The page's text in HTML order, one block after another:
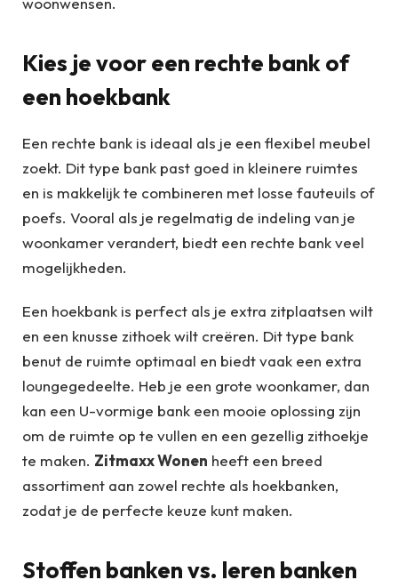
Kies je voor een rechte bank of
een hoekbank
Een rechte bank is ideaal als je een flexibel meubel
zoekt. Dit type bank past goed in kleinere ruimtes
en is makkelijk te combineren met losse fauteuils of
poefs. Vooral als je regelmatig de indeling van je
woonkamer verandert, biedt een rechte bank veel
mogelijkheden.
Een hoekbank is perfect als je extra zitplaatsen wilt
en een knusse zithoek wilt creëren. Dit type bank
benut de ruimte optimaal en biedt vaak een extra
loungegedeelte. Heb je een grote woonkamer, dan
kan een U-vormige bank een mooie oplossing zijn
om de ruimte op te vullen en een gezellig zithoekje
te maken. Zitmaxx Wonen heeft een breed
assortiment aan zowel rechte als hoekbanken,
zodat je de perfecte keuze kunt maken.
Stoffen banken vs. leren banken